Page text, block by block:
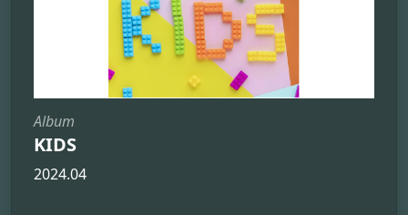
Album
KIDS
2024.04